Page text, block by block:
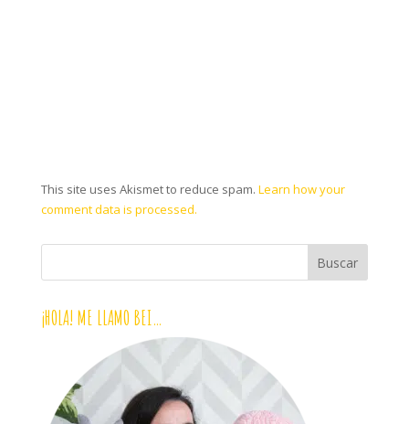
This site uses Akismet to reduce spam. Learn how your
comment data is processed.
¡HOLA! ME LLAMO BEI…